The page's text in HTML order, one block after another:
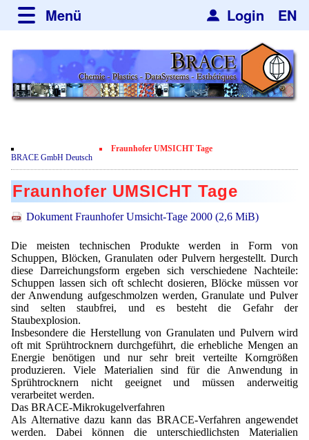
Login EN
Menü
über BRACE
Leistungen
Newsticker
Film
Kundenrezensionen
Zertifikate
Kontakt
Neues
Newsletter
Mikrokugelanlagen
Heizkammern
Trockner
Sortieranlagen
Gebrauchte Maschinen - Angebote
Angebotsanfrage
Spherisator Serie
Spherisator M2
Produktionsanlagen
Angebotsanfrage
Dienstleistungen
Mikrokapseln
Mikroverkapselung
Lohnfertigung
Mietanlagen
Angebotsanfrage
Anwendungen
Aromakapseln
Emulgatoren
Geschmacksmaskierung
Instant Kugeln
Katalysatorträger
Keramische Hohlkugeln
Polymere
Informationsmaterial
Hf and ZrHf mixed Microspheres
Ultra spherical granulation (english)
Ultra spherical granulation (francais)
Des microbilles de granulométrie précise
Runde Sache
Jobbörse
Kontakt
Kontaktformular
Angebotsanfrage
Bewertungsseite
Suche
Mitgliederseiten
Neu Registrieren
Login
BRACE GmbH Deutsch
Fraunhofer UMSICHT Tage
Fraunhofer UMSICHT Tage
Dokument Fraunhofer Umsicht-Tage 2000 (2,6 MiB)
Die meisten technischen Produkte werden in Form von
Schuppen, Blöcken, Granulaten oder Pulvern hergestellt. Durch
diese Darreichungsform ergeben sich verschiedene Nachteile:
Schuppen lassen sich oft schlecht dosieren, Blöcke müssen vor
der Anwendung aufgeschmolzen werden, Granulate und Pulver
sind selten staubfrei, und es besteht die Gefahr der
Staubexplosion.
Insbesondere die Herstellung von Granulaten und Pulvern wird
oft mit Sprühtrocknern durchgeführt, die erhebliche Mengen an
Energie benötigen und nur sehr breit verteilte Korngrößen
produzieren. Viele Materialien sind für die Anwendung in
Sprühtrocknern nicht geeignet und müssen anderweitig
verarbeitet werden.
Das BRACE-Mikrokugelverfahren
Als Alternative dazu kann das BRACE-Verfahren angewendet
werden. Dabei können die unterschiedlichsten Materialien